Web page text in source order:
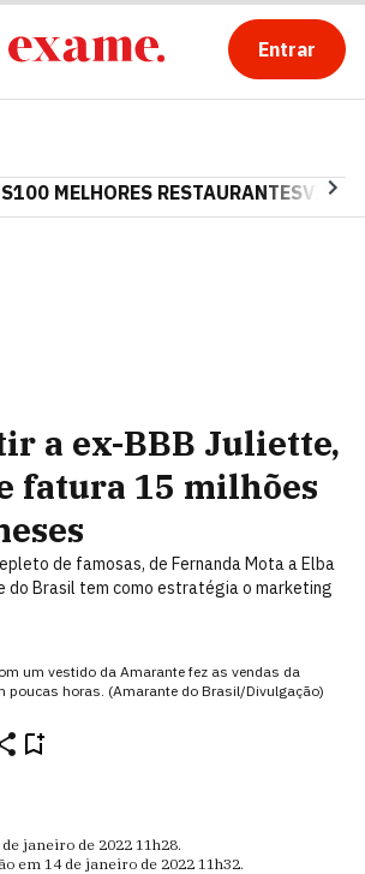
Entrar
100 MELHORES RESTAURANTES
a ex-BBB Juliette,
fatura 15 milhões
de famosas, de Fernanda Mota a Elba
do Brasil tem como estratégia o marketing
um vestido da Amarante fez as vendas da
poucas horas. (Amarante do Brasil/Divulgação)
de janeiro de 2022 11h28.
em 14 de janeiro de 2022 11h32.